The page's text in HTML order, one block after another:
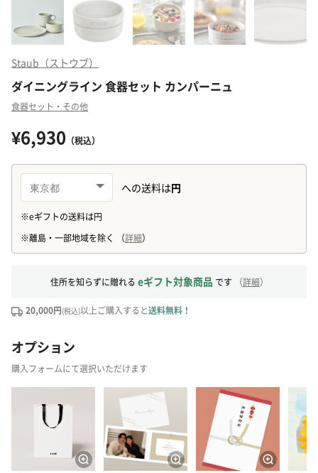
Staub（ストウブ）
ダイニングライン 食器セット カンパーニュ
食器セット・その他
¥6,930 （税込）
住所を知らずに贈れる eギフト対象商品 です （詳細）
20,000円(税込)以上ご購入すると送料無料！
オプション
購入フォームにて選択いただけます